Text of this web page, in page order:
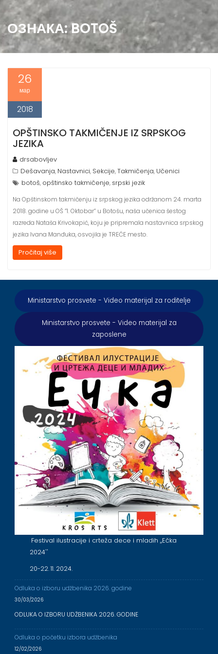
ОЗНАКА:BOTOŠ
26
мар
2018
OPŠTINSKO TAKMIČENJE IZ SRPSKOG
JEZIKA
drsabovljev
Dešavanja, Nastavnici, Sekcije,Takmičenja, Učenici
botoš, opštinsko takmičenje, srpski jezik
Na Opštinskom takmičenju iz srpskog jezika održanom 24. marta
2018. godine u OŠ ”1. Oktobar” u Botošu, naša učenica šestog
razreda Nataša Krivokapić, koju je pripremala nastavnica srpskog
jezika Ivana Manđuka, osvojila je TREĆE mesto.
Pročitaj više
Ministarstvo prosvete - Video materijal za roditelje
Ministarstvo prosvete - Video materijal za
zaposlene
Festival ilustracije i crteža dece i mladih ,,Ečka
2024''
20-22. 11. 2024.
Odluka o izboru udžbenika 2026. godine
30/03/2026
ODLUKA O IZBORU UDŽBENIKA 2026. GODINE
Odluka o početku izbora udžbenika
12/02/2026